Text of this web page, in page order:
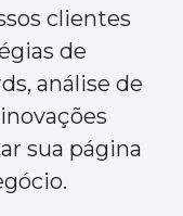
clientes
de
análise de
sua página